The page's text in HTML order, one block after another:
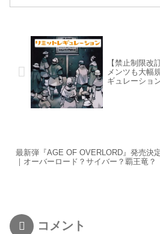
【禁止制限改
メンツも大幅
ギュレーション
最新弾『AGE OF OVERLORD』発売決
｜オーバーロード？サイバー？覇王竜？
コメント